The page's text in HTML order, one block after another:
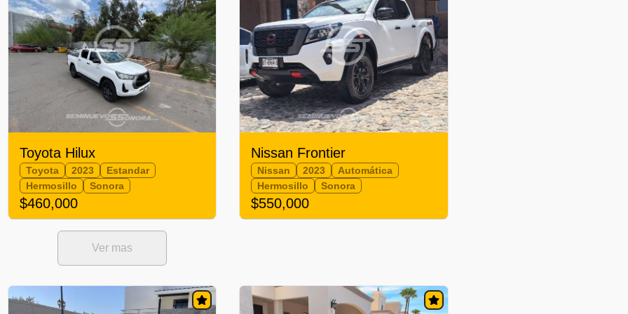
Toyota Hilux
Toyota 2023
Estandar
Hermosillo
Sonora
$460,000
Nissan Frontier
Nissan 2023
Automática
Hermosillo
Sonora
$550,000
Ver mas